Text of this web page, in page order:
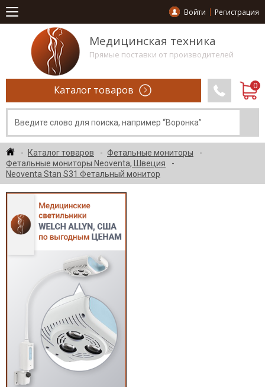
Войти Регистрация
Медицинская техника
Прямые поставки от производителей
Каталог товаров
Каталог товаров
Фетальные мониторы
Фетальные мониторы Neoventa, Швеция
Neoventa Stan S31 Фетальный монитор